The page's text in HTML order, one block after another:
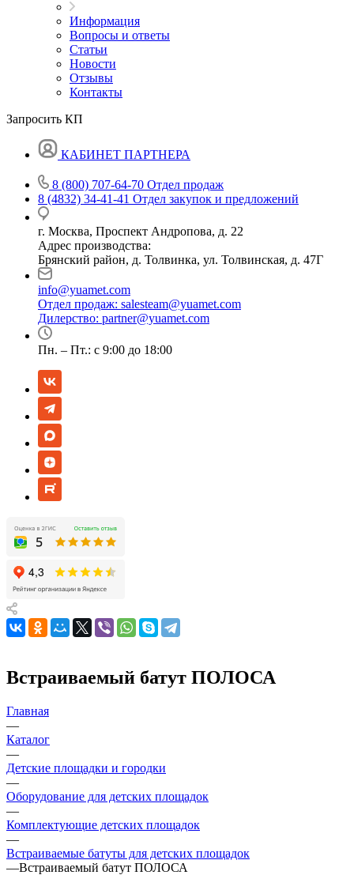
Информация
Вопросы и ответы
Статьи
Новости
Отзывы
Контакты
Запросить КП
КАБИНЕТ ПАРТНЕРА
8 (800) 707-64-70 Отдел продаж
8 (4832) 34-41-41 Отдел закупок и предложений
г. Москва, Проспект Андропова, д. 22
Адрес производства:
Брянский район, д. Толвинка, ул. Толвинская, д. 47Г
info@yuamet.com
Отдел продаж: salesteam@yuamet.com
Дилерство: partner@yuamet.com
Пн. – Пт.: с 9:00 до 18:00
Встраиваемый батут ПОЛОСА
Главная
—
Каталог
—
Детские площадки и городки
—
Оборудование для детских площадок
—
Комплектующие детских площадок
—
Встраиваемые батуты для детских площадок
—Встраиваемый батут ПОЛОСА